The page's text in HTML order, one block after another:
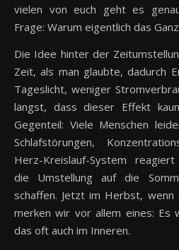
vielen von euch geht es
Frage: Warum eigentlich das
Die Idee hinter der
Zeit, als man glaubte, dadurch
Tageslicht, weniger
längst, dass dieser Effekt
Gegenteil: Viele Menschen
Schlafstörungen,
Herz-Kreislauf-System
die Umstellung auf die
schaffen. Jetzt im Herbst,
merken wir vor allem eines: Es
das oft auch im Inneren.